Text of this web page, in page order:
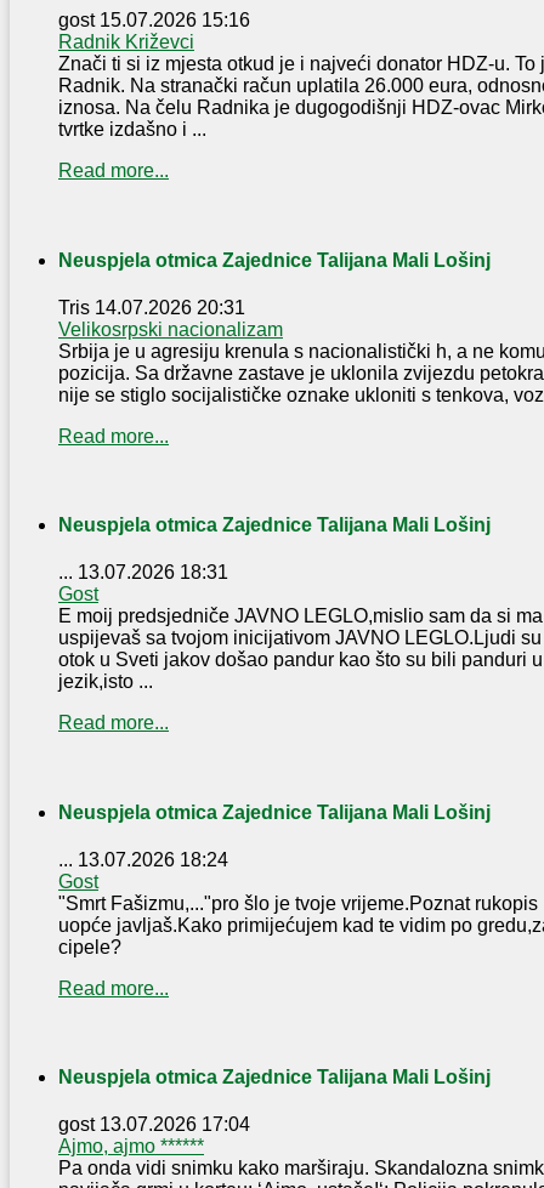
gost 15.07.2026 15:16
Radnik Križevci
Znači ti si iz mjesta otkud je i najveći donator HDZ-u. To
Radnik. Na stranački račun uplatila 26.000 eura,
iznosa. Na čelu Radnika je dugogodišnji HDZ-ovac
tvrtke izdašno i ...
Read more...
Neuspjela otmica Zajednice Talijana Mali Lošinj
Tris 14.07.2026 20:31
Velikosrpski nacionalizam
Srbija je u agresiju krenula s nacionalistički h, a ne
pozicija. Sa državne zastave je uklonila zvijezdu
nije se stiglo socijalističke oznake ukloniti s tenkova,
Read more...
Neuspjela otmica Zajednice Talijana Mali Lošinj
... 13.07.2026 18:31
Gost
E moij predsjedniče JAVNO LEGLO,mislio sam da si
uspijevaš sa tvojom inicijativom JAVNO LEGLO.Ljudi
otok u Sveti jakov došao pandur kao što su bili panduri
jezik,isto ...
Read more...
Neuspjela otmica Zajednice Talijana Mali Lošinj
... 13.07.2026 18:24
Gost
"Smrt Fašizmu,..."pro šlo je tvoje vrijeme.Poznat
uopće javljaš.Kako primijećujem kad te vidim po
cipele?
Read more...
Neuspjela otmica Zajednice Talijana Mali Lošinj
gost 13.07.2026 17:04
Ajmo, ajmo ******
Pa onda vidi snimku kako marširaju. Skandalozna